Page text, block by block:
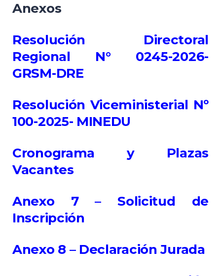
Anexos
Resolución Directoral
Regional N° 0245-2026-
GRSM-DRE
Resolución Viceministerial Nº
100-2025- MINEDU
Cronograma y Plazas
Vacantes
Anexo 7 – Solicitud de
Inscripción
Anexo 8 – Declaración Jurada